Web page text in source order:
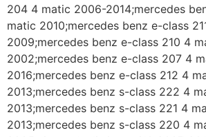
204 4 matic 2006-2014;mercedes
matic 2010;mercedes benz e-class
2009;mercedes benz e-class 210 4
2002;mercedes benz e-class 207 4
2016;mercedes benz e-class 212 4
2013;mercedes benz s-class 222 4
2013;mercedes benz s-class 221 4
2013;mercedes benz s-class 220 4